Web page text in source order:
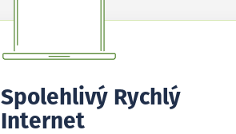
Spolehlivý Rychlý
Internet